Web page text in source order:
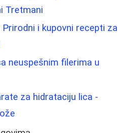
Tretmani
i kupovni recepti za
neuspešnim filerima u
za hidrataciju lica -